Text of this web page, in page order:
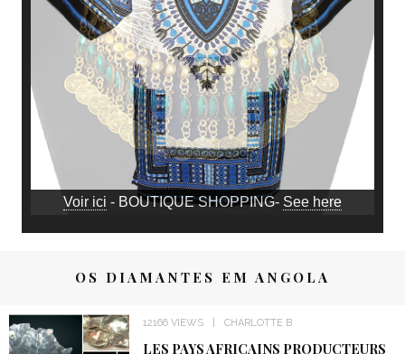
Voir ici - BOUTIQUE SHOPPING- See here
OS DIAMANTES EM ANGOLA
12166 VIEWS CHARLOTTE B
LES PAYS AFRICAINS PRODUCTEURS